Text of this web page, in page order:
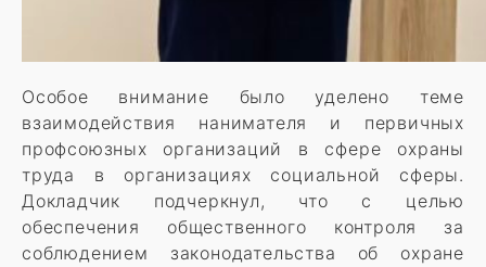
Особое внимание было уделено теме
взаимодействия нанимателя и первичных
профсоюзных организаций в сфере охраны
труда в организациях социальной сферы.
Докладчик подчеркнул, что с целью
обеспечения общественного контроля за
соблюдением законодательства об охране